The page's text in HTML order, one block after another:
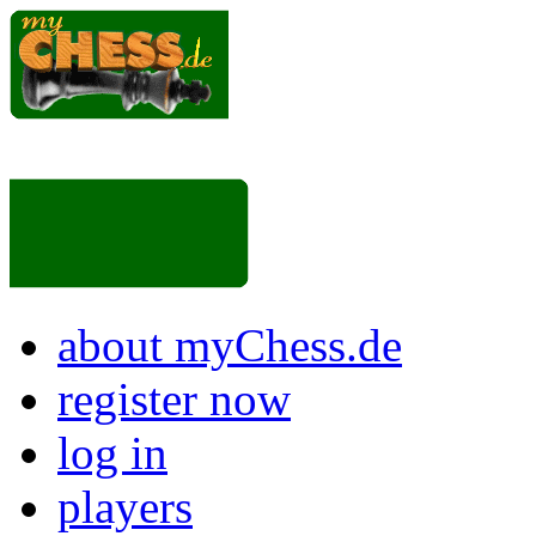
about myChess.de
register now
log in
players